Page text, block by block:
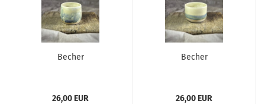
Becher
26,00 EUR
Becher
26,00 EUR